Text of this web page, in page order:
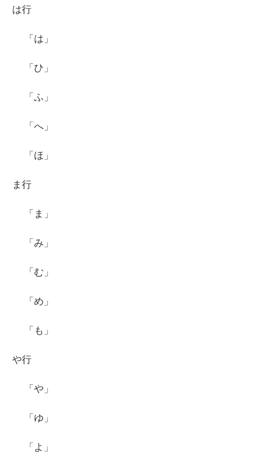
は行
「は」
「ひ」
「ふ」
「へ」
「ほ」
ま行
「ま」
「み」
「む」
「め」
「も」
や行
「や」
「ゆ」
「よ」